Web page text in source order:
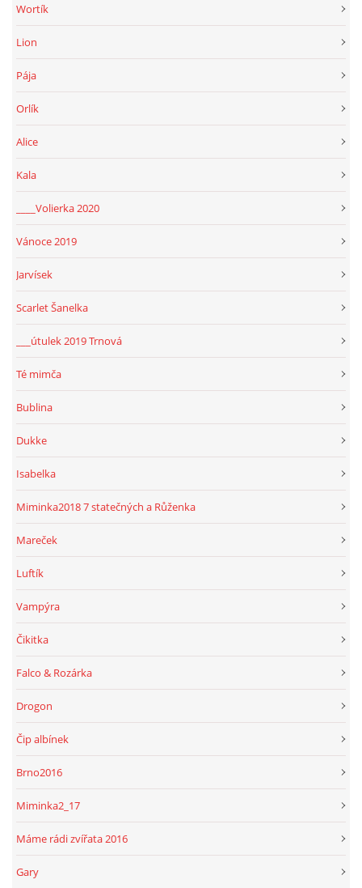
Wortík
Lion
Pája
Orlík
Alice
Kala
____Volierka 2020
Vánoce 2019
Jarvísek
Scarlet Šanelka
___útulek 2019 Trnová
Té mimča
Bublina
Dukke
Isabelka
Miminka2018 7 statečných a Růženka
Mareček
Luftík
Vampýra
Čikitka
Falco & Rozárka
Drogon
Čip albínek
Brno2016
Miminka2_17
Máme rádi zvířata 2016
Gary